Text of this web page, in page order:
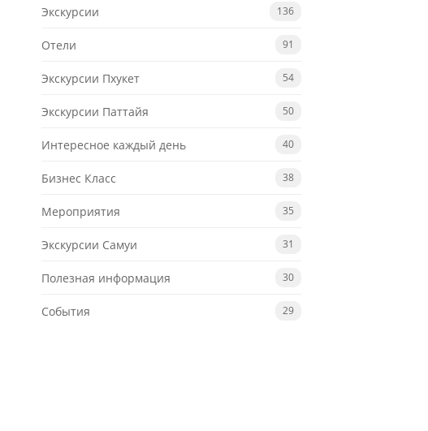
Экскурсии 136
Отели 91
Экскурсии Пхукет 54
Экскурсии Паттайя 50
Интересное каждый день 40
Бизнес Класс 38
Мероприятия 35
Экскурсии Самуи 31
Полезная информация 30
События 29